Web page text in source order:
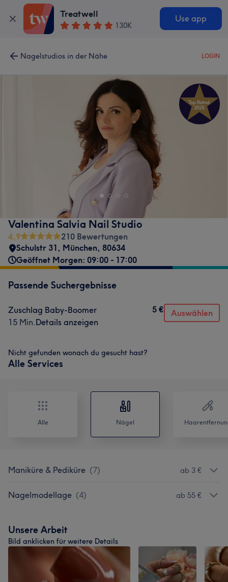
Treatwell
130K
Use app
Nagelstudios in der Nähe LOGIN
Valentina Salvia Nail Studio
4,9
210 Bewertungen
Schulstr 31, München, 80634
Geöffnet Morgen: 09:00 - 17:00
Passende Suchergebnisse
Zuschlag Baby-Boomer
15 Min.Details anzeigen
5 € Auswählen
Nicht gefunden wonach du gesucht hast?
Alle Services
Alle Nägel
Maniküre & Pediküre (7) ab 3 €
Nagelmodellage (4) ab 55 €
Unsere Arbeit
Bild anklicken für weitere Details